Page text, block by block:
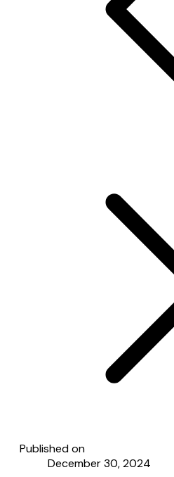
Published on
December 30, 2024